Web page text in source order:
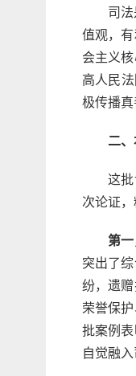
司
值观，
会主义
高人民
极传播
二
这
次论证
第一
突出了
纷，遗
荣誉保
批案例
自觉融